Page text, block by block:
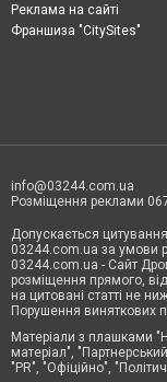
Реклама на сайті
Франшиза "CitySites"
info@03244.com.ua
Розміщення реклами
Допускається
03244.com.ua за умови
03244.com.ua - Сайт
розміщення прямого,
на цитовані статті не
Порушення виняткових
Матеріали з плашками
матеріал",
"PR", "Офіційно",